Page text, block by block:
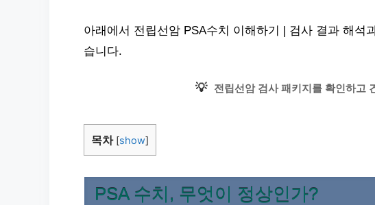
아래에서 전립선암 PSA수치 이해하기 | 검사 결과 해석
습니다.
💡 전립선암 검사 패키지를 확인하고
목차 [show]
PSA 수치, 무엇이 정상인가?